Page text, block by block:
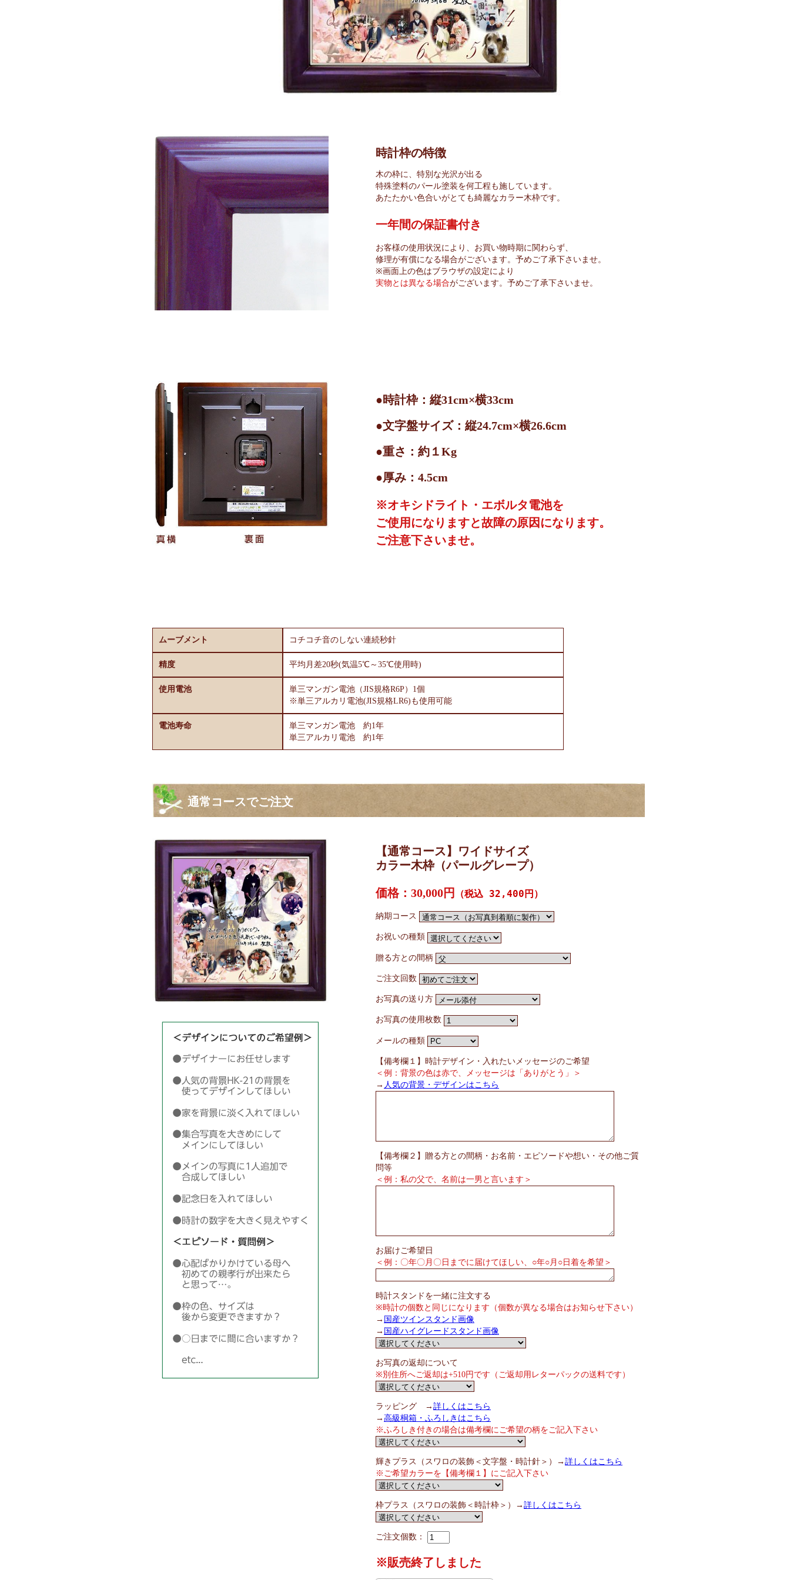
時計枠の特徴
木の枠に、特別な光沢が出る
特殊塗料のパール塗装を何工程も施しています。
あたたかい色合いがとても綺麗なカラー木枠です。
一年間の保証書付き
お客様の使用状況により、お買い物時期に関わらず、
修理が有償になる場合がございます。予めご了承下さいませ。
※画面上の色はブラウザの設定により
実物とは異なる場合がございます。予めご了承下さいませ。
●時計枠：縦31cm×横33cm
●文字盤サイズ：縦24.7cm×横26.6cm
●重さ：約１Kg
●厚み：4.5cm
※オキシドライト・エボルタ電池を
ご使用になりますと故障の原因になります。
ご注意下さいませ。
ムーブメント コチコチ音のしない連続秒針
精度 平均月差20秒(気温5℃～35℃使用時)
使用電池
単三マンガン電池（JIS規格R6P）1個
※単三アルカリ電池(JIS規格LR6)も使用可能
電池寿命
単三マンガン電池 約1年
単三アルカリ電池 約1年
通常コースでご注文
【通常コース】ワイドサイズ
カラー木枠（パールグレープ）
価格：30,000円 （税込 32,400円）
納期コース
お祝いの種類
贈る方との間柄
ご注文回数
お写真の送り方
お写真の使用枚数
メールの種類
【備考欄１】時計デザイン・入れたいメッセージのご希望
＜例：背景の色は赤で、メッセージは「ありがとう」＞
→ 人気の背景・デザインはこちら
【備考欄２】贈る方との間柄・お名前・エピソードや想い・その他ご質
問等
＜例：私の父で、名前は一男と言います＞
お届けご希望日
＜例：〇年〇月〇日までに届けてほしい、○年○月○日着を希望＞
時計スタンドを一緒に注文する
※時計の個数と同じになります（個数が異なる場合はお知らせ下さい）
→ 国産ツインスタンド画像
→ 国産ハイグレードスタンド画像
お写真の返却について
※別住所へご返却は+510円です（ご返却用レターパックの送料です）
ラッピング → 詳しくはこちら
→ 高級桐箱・ふろしきはこちら
※ふろしき付きの場合は備考欄にご希望の柄をご記入下さい
輝きプラス（スワロの装飾＜文字盤・時計針＞）→ 詳しくはこちら
※ご希望カラーを【備考欄１】にご記入下さい
枠プラス（スワロの装飾＜時計枠＞）→ 詳しくはこちら
ご注文個数：
※販売終了しました